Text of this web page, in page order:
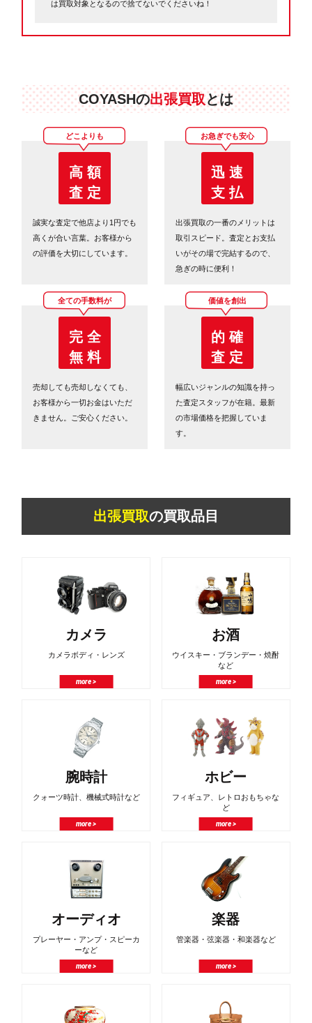
は買取対象となるので捨てないでくださいね！
COYASHの出張買取とは
どこよりも
高 額
査 定
誠実な査定で他店より1円でも
高くが合い言葉。お客様から
の評価を大切にしています。
お急ぎでも安心
迅 速
支 払
出張買取の一番のメリットは
取引スピード。査定とお支払
いがその場で完結するので、
急ぎの時に便利！
全ての手数料が
完 全
無 料
売却しても売却しなくても、
お客様から一切お金はいただ
きません。ご安心ください。
価値を創出
的 確
査 定
幅広いジャンルの知識を持っ
た査定スタッフが在籍。最新
の市場価格を把握していま
す。
出張買取の買取品目
カメラ
カメラボディ・レンズ
more >
お酒
ウイスキー・ブランデー・焼酎
など
more >
腕時計
クォーツ時計、機械式時計など
more >
ホビー
フィギュア、レトロおもちゃな
ど
more >
オーディオ
プレーヤー・アンプ・スピーカ
ーなど
more >
楽器
管楽器・弦楽器・和楽器など
more >